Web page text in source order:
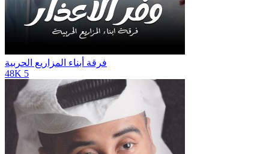
فرقة أبناء المزاريع الحربية
48K 5